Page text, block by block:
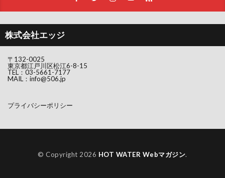
株式会社エッジ
〒132-0025
東京都江戸川区松江6-8-15
TEL： 03-5661-7177
MAIL： info@506.jp
プライバシーポリシー
© Copyright 2026 HOT WATER Webマガジン.